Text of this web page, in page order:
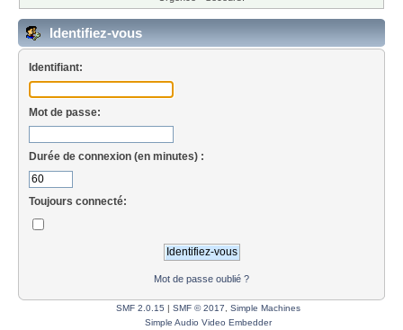
Identifiez-vous
Identifiant:
Mot de passe:
Durée de connexion (en minutes) :
Toujours connecté:
Mot de passe oublié ?
SMF 2.0.15 | SMF © 2017
Simple Machines
Simple Audio Video Embedder